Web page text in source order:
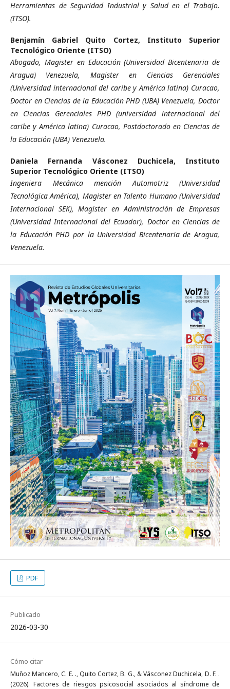
Herramientas de Seguridad Industrial y Salud en el Trabajo.
(ITSO).
Benjamín Gabriel Quito Cortez, Instituto Superior
Tecnológico Oriente (ITSO)
Abogado, Magister en Educación (Universidad Bicentenaria de
Aragua) Venezuela, Magister en Ciencias Gerenciales
(Universidad internacional del caribe y América latina) Curacao,
Doctor en Ciencias de la Educación PHD (UBA) Venezuela, Doctor
en Ciencias Gerenciales PHD (universidad internacional del
caribe y América latina) Curacao, Postdoctorado en Ciencias de
la Educación (UBA) Venezuela.
Daniela Fernanda Vásconez Duchicela, Instituto
Superior Tecnológico Oriente (ITSO)
Ingeniera Mecánica mención Automotriz (Universidad
Tecnológica América), Magister en Talento Humano (Universidad
Internacional SEK), Magister en Administración de Empresas
(Universidad Internacional del Ecuador), Doctor en Ciencias de
la Educación PHD por la Universidad Bicentenaria de Aragua,
Venezuela.
PDF
Publicado
2026-03-30
Cómo citar
Muñoz Mancero, C. E. ., Quito Cortez, B. G., & Vásconez Duchicela, D. F. .
(2026). Factores de riesgos psicosocial asociados al síndrome de